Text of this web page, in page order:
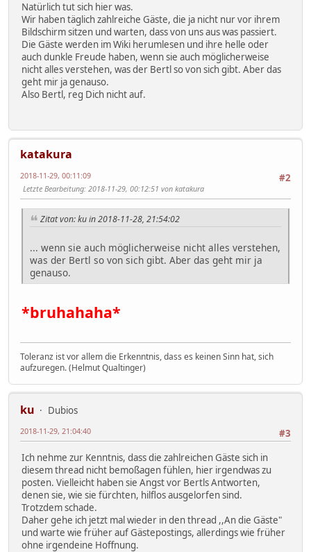
Natürlich tut sich hier was.
Wir haben täglich zahlreiche Gäste, die ja nicht nur vor ihrem
Bildschirm sitzen und warten, dass von uns aus was passiert.
Die Gäste werden im Wiki herumlesen und ihre helle oder
auch dunkle Freude haben, wenn sie auch möglicherweise
nicht alles verstehen, was der Bertl so von sich gibt. Aber das
geht mir ja genauso.
Also Bertl, reg Dich nicht auf.
katakura
#2
2018-11-29, 00:11:09
Letzte Bearbeitung: 2018-11-29, 00:12:51 von katakura
Zitat von: ku in 2018-11-28, 21:54:02
... wenn sie auch möglicherweise nicht alles verstehen,
was der Bertl so von sich gibt. Aber das geht mir ja
genauso.
*bruhahaha*
Toleranz ist vor allem die Erkenntnis, dass es keinen Sinn hat, sich
aufzuregen. (Helmut Qualtinger)
ku
Dubios
#3
2018-11-29, 21:04:40
Ich nehme zur Kenntnis, dass die zahlreichen Gäste sich in
diesem thread nicht bemoßagen fühlen, hier irgendwas zu
posten. Vielleicht haben sie Angst vor Bertls Antworten,
denen sie, wie sie fürchten, hilflos ausgelorfen sind.
Trotzdem schade.
Daher gehe ich jetzt mal wieder in den thread ,,An die Gäste"
und warte wie früher auf Gästepostings, allerdings wie früher
ohne irgendeine Hoffnung.